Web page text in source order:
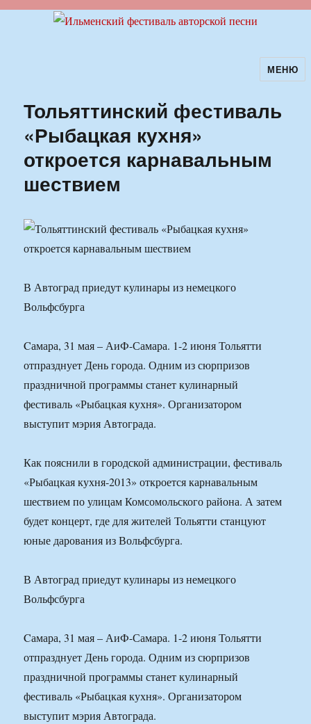
Ильменский фестиваль авторскойМЕНЮ
Тольяттинский фестиваль
«Рыбацкая кухня»
откроется карнавальным
шествием
В Автоград приедут кулинары из немецкого
Вольфсбурга
Cамара, 31 мая – АиФ-Самара. 1-2 июня Тольятти
отпразднует День города. Одним из сюрпризов
праздничной программы станет кулинарный
фестиваль «Рыбацкая кухня». Организатором
выступит мэрия Автограда.
Как пояснили в городской администрации, фестиваль
«Рыбацкая кухня-2013» откроется карнавальным
шествием по улицам Комсомольского района. А затем
будет концерт, где для жителей Тольятти станцуют
юные дарования из Вольфсбурга.
В Автоград приедут кулинары из немецкого
Вольфсбурга
Cамара, 31 мая – АиФ-Самара. 1-2 июня Тольятти
отпразднует День города. Одним из сюрпризов
праздничной программы станет кулинарный
фестиваль «Рыбацкая кухня». Организатором
выступит мэрия Автограда.